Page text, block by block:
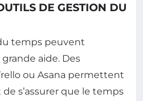
DE GESTION DU
temps peuvent
aide. Des
ou Asana permettent
s’assurer que le temps